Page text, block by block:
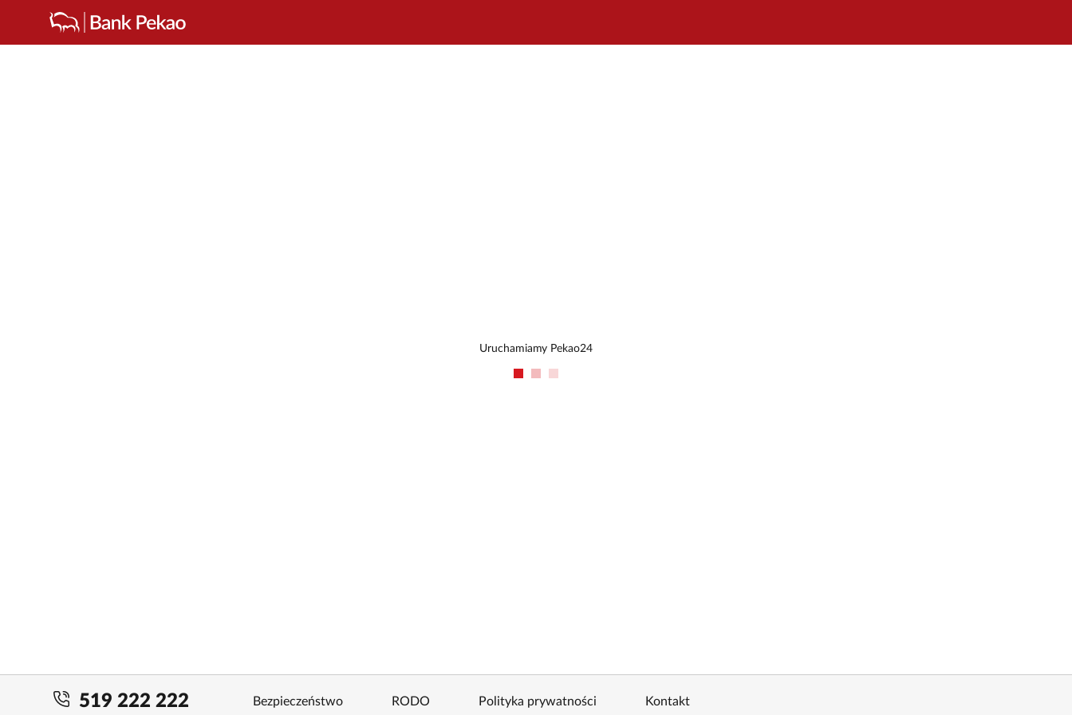
Uruchamiamy Pekao24
519 222 222 Bezpieczeństwo RODO Polityka prywatności Kontakt